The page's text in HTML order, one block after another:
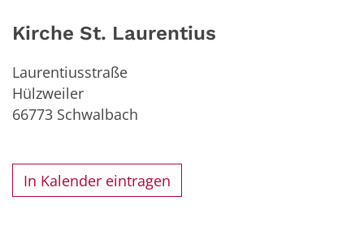
Kirche St. Laurentius
Laurentiusstraße
Hülzweiler
66773 Schwalbach
In Kalender eintragen